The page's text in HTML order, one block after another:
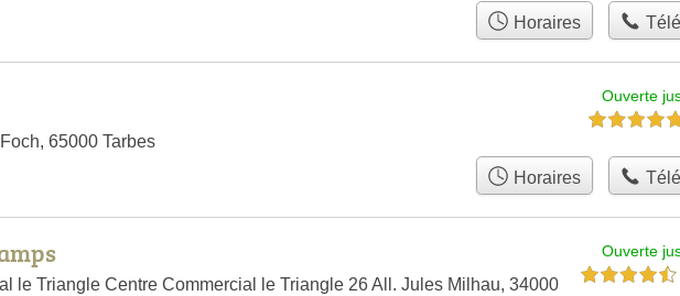
Horaires
65000 Tarbes
Ouverte
5,0 étoiles sur
Horaires
le Triangle Centre Commercial le Triangle 26 All. Jules Milhau, 34000
Ouverte
4,5 étoiles sur 5